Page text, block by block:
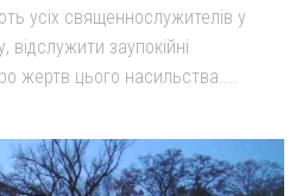
усіх священнослужителів у
відслужити заупокійні
жертв цього насильства....